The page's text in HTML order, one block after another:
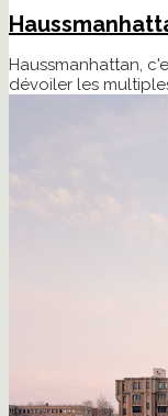
Haussmanhattan,
dévoiler les